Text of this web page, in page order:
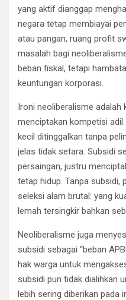
yang aktif dianggap
negara tetap membiayai
atau pangan, ruang profit
masalah bagi
beban fiskal, tetapi
keuntungan korporasi.
Ironi neoliberalisme adalah
menciptakan kompetisi
kecil ditinggalkan tanpa
jelas tidak setara. Subsidi
persaingan, justru
tetap hidup. Tanpa subsidi,
seleksi alam brutal: yang
lemah tersingkir bahkan
Neoliberalisme juga
subsidi sebagai “beban
hak warga untuk
subsidi pun tidak dialihkan
lebih sering diberikan pada